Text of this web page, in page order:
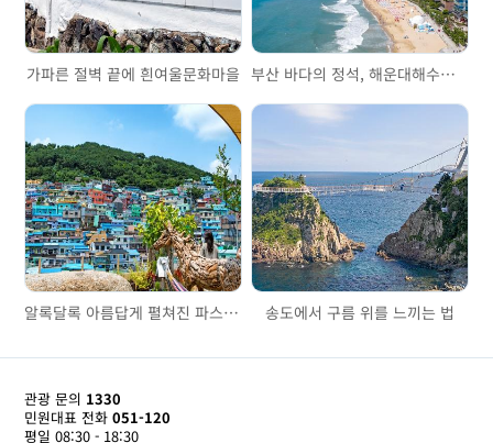
가파른 절벽 끝에 흰여울문화마을 부산 바다의 정석, 해운대해수욕장
알록달록 아름답게 펼쳐진 파스텔톤, 감천문화마을 송도에서 구름 위를 느끼는 법
관광 문의 1330
민원대표 전화 051-120
평일 08:30 - 18:30